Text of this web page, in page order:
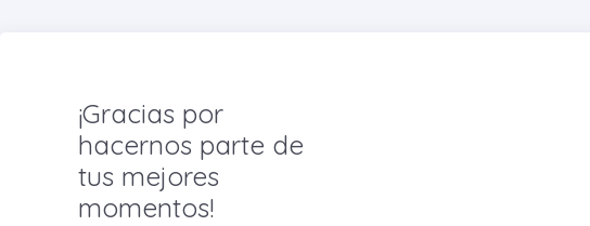
¡Gracias por
hacernos parte de
tus mejores
momentos!